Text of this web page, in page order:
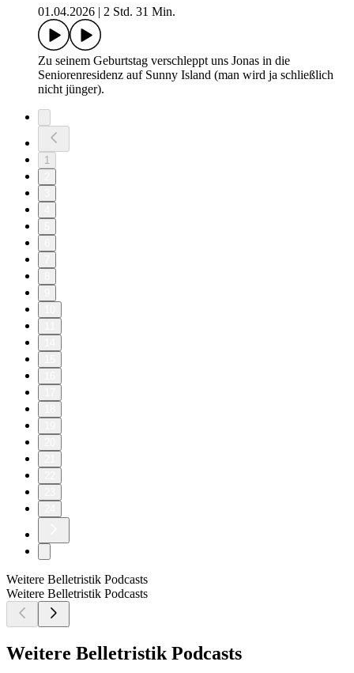
01.04.2026
2 Std. 31 Min.
Zu seinem Geburtstag verschleppt uns Jonas in die
Seniorenresidenz auf Sunny Island (man wird ja schließlich
nicht jünger).
1
Weitere Belletristik Podcasts
Weitere Belletristik Podcasts
Weitere Belletristik Podcasts